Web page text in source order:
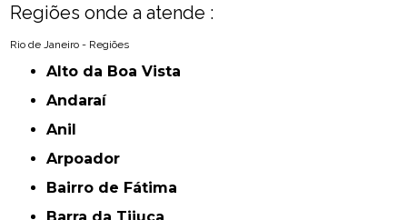
Regiões onde a atende :
Rio de Janeiro - Regiões
Alto da Boa Vista
Andaraí
Anil
Arpoador
Bairro de Fátima
Barra da Tijuca